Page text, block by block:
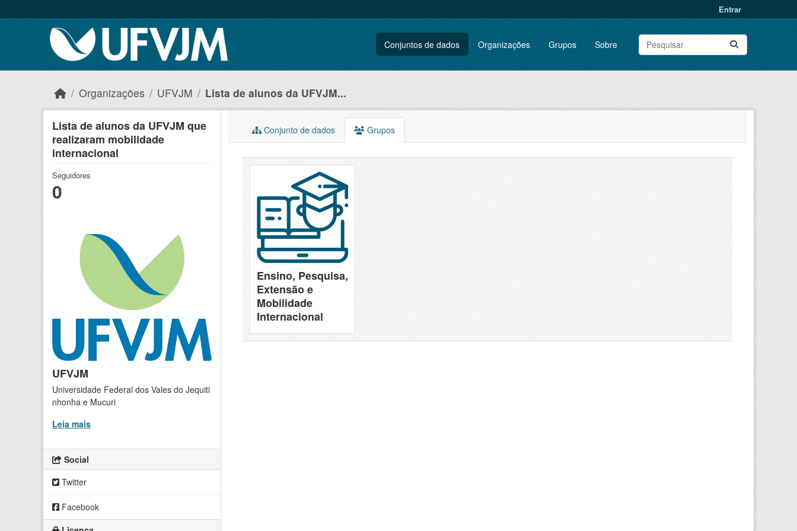
Entrar
Conjuntos de dados Organizações Grupos Sobre
Organizações UFVJM Lista de alunos da UFVJM...
Lista de alunos da UFVJM que
realizaram mobilidade
internacional
Seguidores
0
UFVJM
Universidade Federal dos Vales do Jequiti
nhonha e Mucuri
Leia mais
Social
Twitter
Facebook
Conjunto de dados Grupos
Ensino, Pesquisa,
Extensão e
Mobilidade
Internacional